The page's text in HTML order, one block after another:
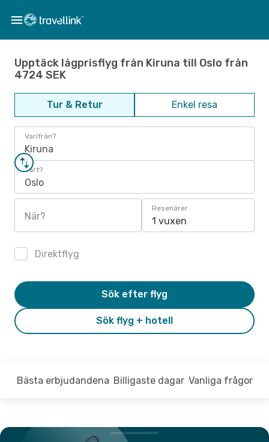
Upptäck lågprisflyg från Kiruna till Oslo från
4724 SEK
Tur & Retur Enkel resa
Varifrån?
Kiruna
Vart?
Oslo
När?
Resenärer
1 vuxen
Direktflyg
Sök flyg + hotell
Sök efter flyg
Bästa erbjudandena Billigaste dagar Vanliga frågor